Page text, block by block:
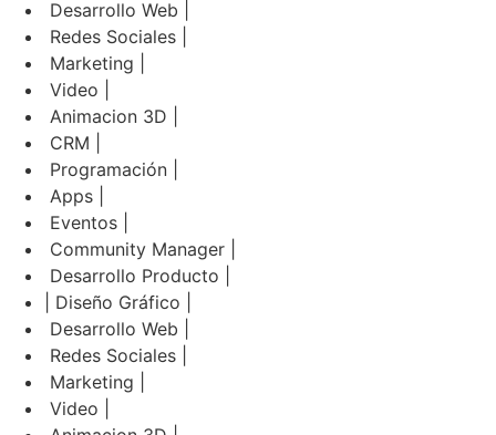
Desarrollo Web |
Redes Sociales |
Marketing |
Video |
Animacion 3D |
CRM |
Programación |
Apps |
Eventos |
Community Manager |
Desarrollo Producto |
| Diseño Gráfico |
Desarrollo Web |
Redes Sociales |
Marketing |
Video |